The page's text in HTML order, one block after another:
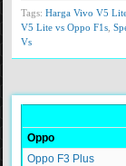
Tags: Harga Vivo V5
V5 Lite vs Oppo F1s,
Vs
Oppo
Oppo F3 Plus